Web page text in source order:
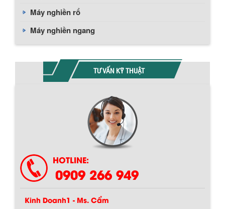
Máy nghiền rổ
Máy nghiền ngang
TƯ VẤN KỸ THUẬT
HOTLINE:
0909 266 949
Kinh Doanh1 - Ms. Cẩm
Chính sách giao hàng